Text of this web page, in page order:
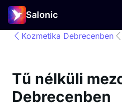
Salonic
Kozmetika Debrecenben
Tű nélküli
Debrecenben